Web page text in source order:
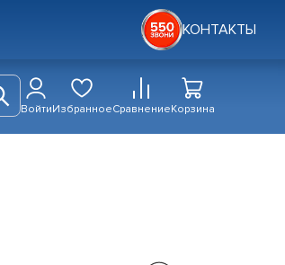
КОНТАКТЫ
ВойтиИзбранноеСравнениеКорзина